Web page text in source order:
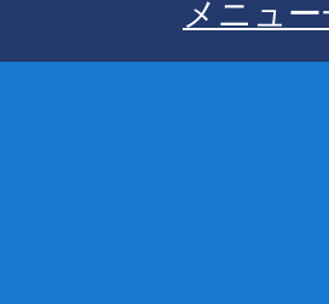
メニュ